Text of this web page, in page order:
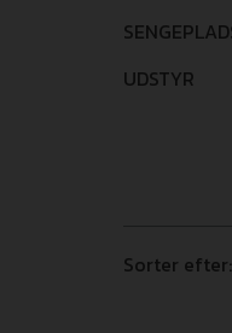
UDSTYR
Sorter efter: